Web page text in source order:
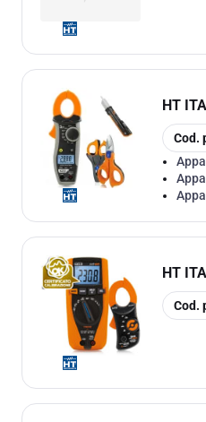
HT
copia
Cod.
HT
copia
Cod.